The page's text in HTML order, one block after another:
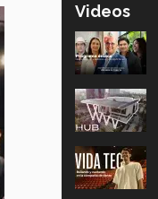
Videos